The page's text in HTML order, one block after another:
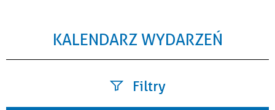
KALENDARZ WYDARZEŃ
Filtry